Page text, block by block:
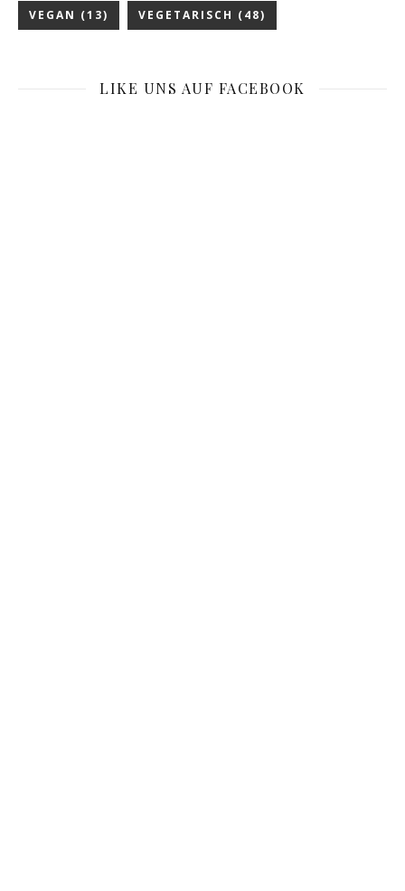
VEGAN (13) VEGETARISCH (48)
LIKE UNS AUF FACEBOOK